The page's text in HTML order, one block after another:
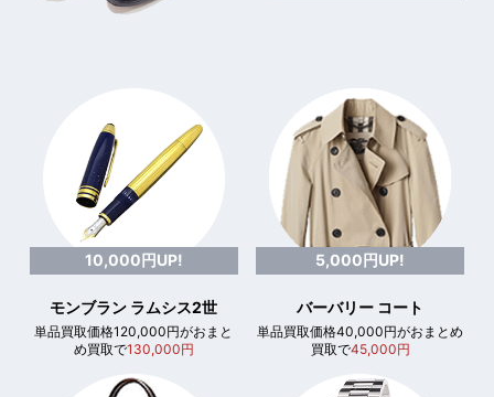
10,000円UP!
モンブラン ラムシス2世
単品買取価格120,000円がおまと
め買取で130,000円
5,000円UP!
バーバリー コート
単品買取価格40,000円がおまとめ
買取で45,000円